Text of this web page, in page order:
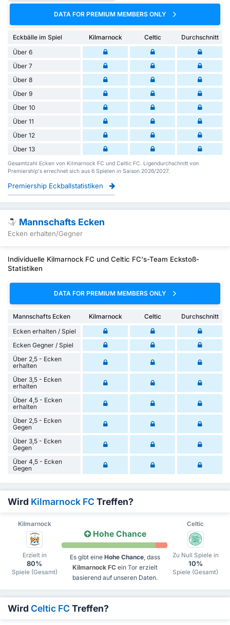
DATA FOR PREMIUM MEMBERS ONLY
Eckbälle im Spiel Kilmarnock Celtic
Durchschnitt
Über 6
Über 7
Über 8
Über 9
Über 10
Über 11
Über 12
Über 13
Gesamtzahl Ecken von Kilmarnock FC und Celtic FC. Ligendurchschnitt von
Premiership's errechnet sich aus 6 Spielen in Saison 2026/2027.
Premiership Eckballstatistiken
Mannschafts Ecken
Ecken erhalten/Gegner
Individuelle Kilmarnock FC und Celtic FC's-Team Eckstoß-
Statistiken
DATA FOR PREMIUM MEMBERS ONLY
Mannschafts Ecken Kilmarnock Celtic
Durchschnitt
Ecken erhalten / Spiel
Ecken Gegner / Spiel
Über 2,5 - Ecken
erhalten
Über 3,5 - Ecken
erhalten
Über 4,5 - Ecken
erhalten
Über 2,5 - Ecken
Gegen
Über 3,5 - Ecken
Gegen
Über 4,5 - Ecken
Gegen
Wird Kilmarnock FC Treffen?
Kilmarnock Celtic
Erzielt in
80%
Spiele (Gesamt)
Hohe Chance
Es gibt eine Hohe Chance, dass
Kilmarnock FC ein Tor erzielt
basierend auf unseren Daten.
Zu Null Spiele in
10%
Spiele (Gesamt)
Wird Celtic FC Treffen?